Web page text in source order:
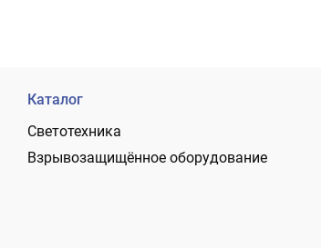
Каталог
Светотехника
Взрывозащищённое оборудование